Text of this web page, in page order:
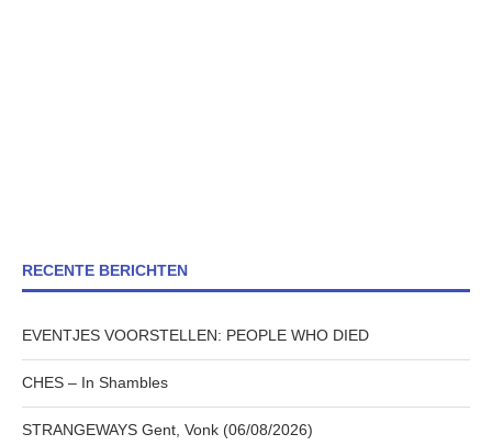
RECENTE BERICHTEN
EVENTJES VOORSTELLEN: PEOPLE WHO DIED
CHES – In Shambles
STRANGEWAYS Gent, Vonk (06/08/2026)